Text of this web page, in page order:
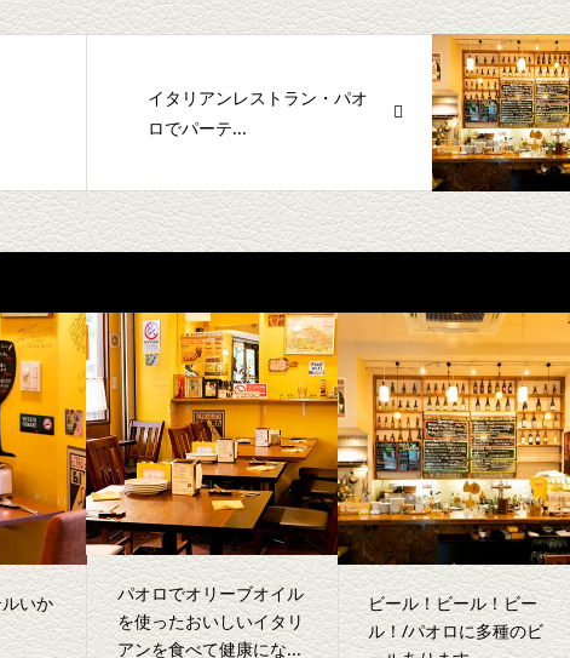
イタリアンレストラン・パオ
ロでパーテ...
いか
パオロでオリーブオイル
を使ったおいしいイタリ
アンを食べて健康にな...
ビール！ビール！ビー
ル！/パオロに多種のビ